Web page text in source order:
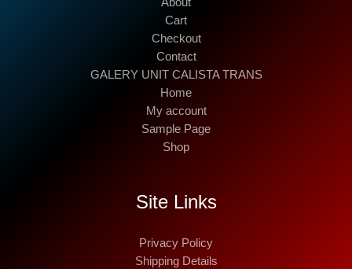
Cart
Checkout
Contact
GALERY UNIT CALISTA TRANS
Home
My account
Sample Page
Shop
Site Links
Privacy Policy
Shipping Details